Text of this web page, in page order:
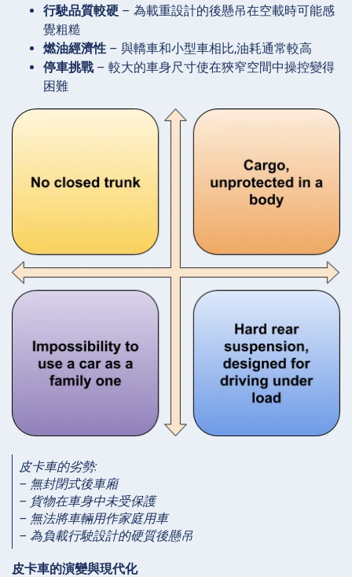
行駛品質較硬 – 為載重設計的後懸吊在空載時可能感
覺粗糙
燃油經濟性 – 與轎車和小型車相比,油耗通常較高
停車挑戰 – 較大的車身尺寸使在狹窄空間中操控變得
困難
皮卡車的劣勢:
– 無封閉式後車廂
– 貨物在車身中未受保護
– 無法將車輛用作家庭用車
– 為負載行駛設計的硬質後懸吊
皮卡車的演變與現代化